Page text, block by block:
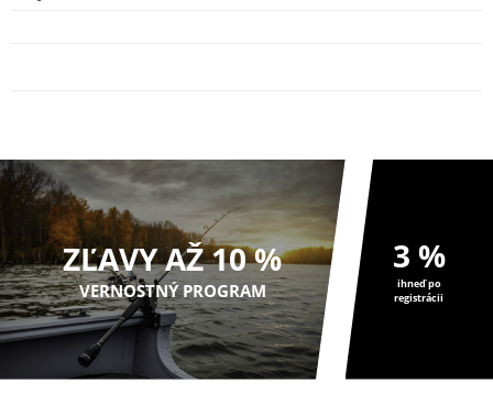
ZĽAVY AŽ 10 %
VERNOSTNÝ PROGRAM
3 %
ihneď po
registrácii